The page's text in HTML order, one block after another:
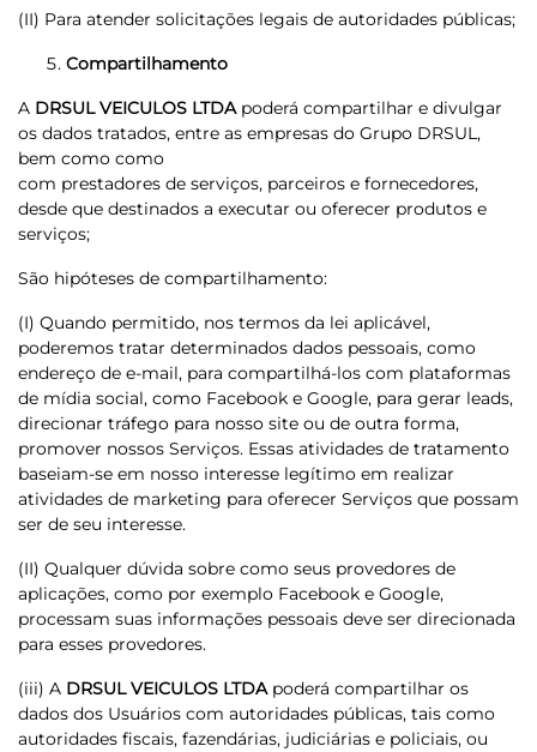
(II) Para atender solicitações legais de autoridades públicas;
Compartilhamento
A DRSUL VEICULOS LTDApoderá compartilhar e divulgar
os dados tratados, entre as empresas do Grupo DRSUL,
bem como como
com prestadores de serviços, parceiros e fornecedores,
desde que destinados a executar ou oferecer produtos e
serviços;
São hipóteses de compartilhamento:
(I) Quando permitido, nos termos da lei aplicável,
poderemos tratar determinados dados pessoais, como
endereço de e-mail, para compartilhá-los com plataformas
de mídia social, como Facebook e Google, para gerar leads,
direcionar tráfego para nosso site ou de outra forma,
promover nossos Serviços. Essas atividades de tratamento
baseiam-se em nosso interesse legítimo em realizar
atividades de marketing para oferecer Serviços que possam
ser de seu interesse.
(II) Qualquer dúvida sobre como seus provedores de
aplicações, como por exemplo Facebook e Google,
processam suas informações pessoais deve ser direcionada
para esses provedores.
(iii) A DRSUL VEICULOS LTDApoderá compartilhar os
dados dos Usuários com autoridades públicas, tais como
autoridades fiscais, fazendárias, judiciárias e policiais, ou